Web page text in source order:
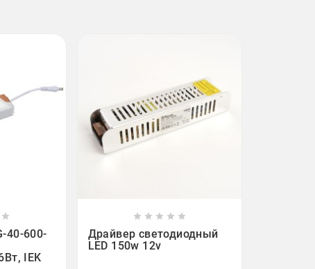

40-600-
IEK
    
Драйвер светодиодный
LED 150w 12v